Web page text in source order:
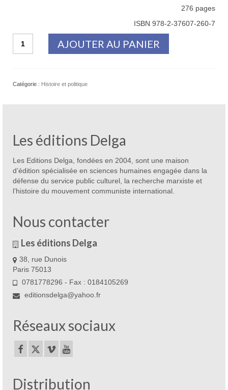
276 pages
ISBN 978-2-37607-260-7
dans
AJOUTER AU PANIER
Catégorie : Histoire et politique
Les éditions Delga
Les Editions Delga, fondées en 2004, sont une maison
d’édition spécialisée en sciences humaines engagée dans la
défense du service public culturel, la recherche marxiste et
l’histoire du mouvement communiste international.
Nous contacter
Les éditions Delga
38, rue Dunois
Paris 75013
0781778296 - Fax : 0184105269
editionsdelga@yahoo.fr
Réseaux sociaux
Distribution